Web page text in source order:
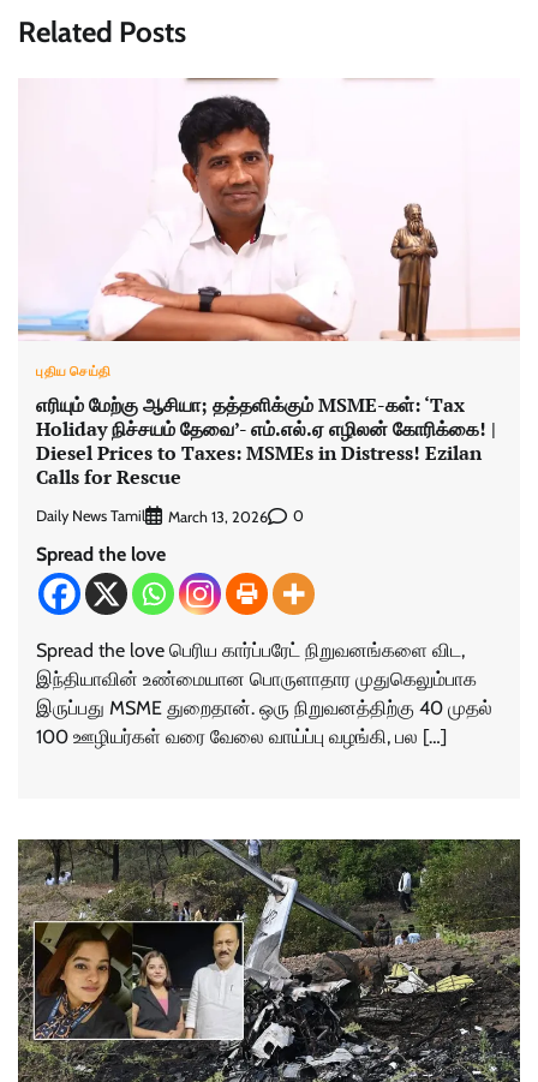
Related Posts
புதிய செய்தி
எரியும் மேற்கு ஆசியா; தத்தளிக்கும் MSME-கள்: ‘Tax
Holiday நிச்சயம் தேவை’- எம்.எல்.ஏ எழிலன் கோரிக்கை! |
Diesel Prices to Taxes: MSMEs in Distress! Ezilan
Calls for Rescue
Daily News Tamil March 13, 2026 0
Spread the love
Spread the love பெரிய கார்ப்பரேட் நிறுவனங்களை விட,
இந்தியாவின் உண்மையான பொருளாதார முதுகெலும்பாக
இருப்பது MSME துறைதான். ஒரு நிறுவனத்திற்கு 40 முதல்
100 ஊழியர்கள் வரை வேலை வாய்ப்பு வழங்கி, பல […]